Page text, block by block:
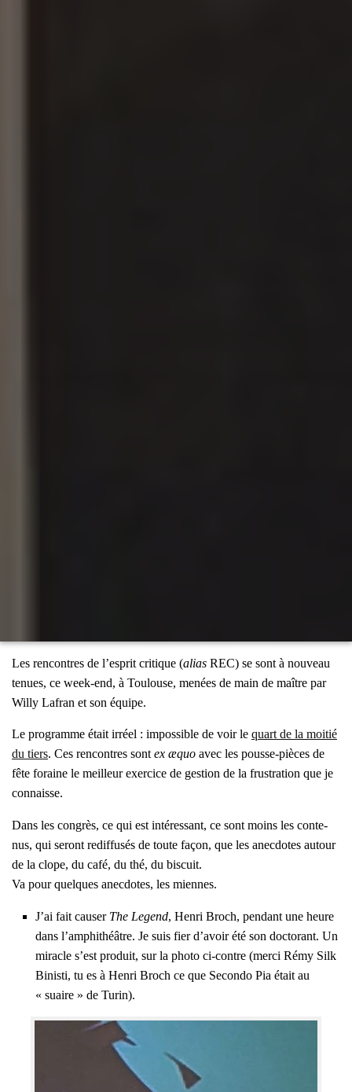
Les ren­contres de l’es­prit cri­tique (alias REC) se sont à nou­veau
tenues, ce week-end, à Tou­louse, menées de main de maître par
Willy Lafran et son équipe.
Le pro­gramme était irréel : impos­sible de voir le quart de la moi­tié
du tiers. Ces ren­contres sontex æquo avec les pousse-pièces de
fête foraine le meilleur exer­cice de ges­tion de la frus­tra­tion que je
connaisse.
Dans les congrès, ce qui est inté­res­sant, ce sont moins les conte­
nus, qui seront redif­fu­sés de toute façon, que les anec­dotes autour
de la clope, du café, du thé, du bis­cuit.
Va pour quelques anec­dotes, les miennes.
J’ai fait cau­ser The Legend, Hen­ri Broch, pen­dant une heure
dans l’am­phi­théâtre. Je suis fier d’a­voir été son doc­to­rant. Un
miracle s’est pro­duit, sur la pho­to ci-contre (mer­ci Rémy Silk
Binis­ti, tu es à Hen­ri Broch ce que Secon­do Pia était au
« suaire » de Turin).